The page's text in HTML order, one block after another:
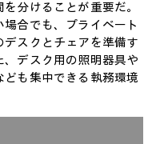
分けることが重要だ。
合でも、プライベート
スクとチェアを準備す
デスク用の照明器具や
も集中できる執務環境